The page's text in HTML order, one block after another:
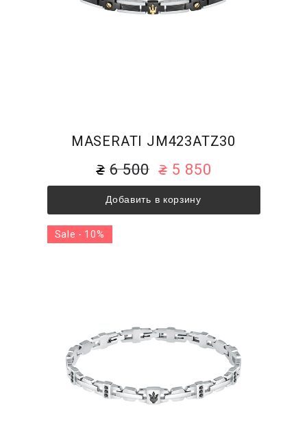
MASERATI JM423ATZ30
6 500 5 850
Добавить в корзину
Sale - 10%